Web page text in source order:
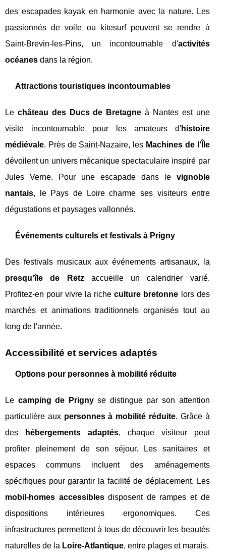
des escapades kayak en harmonie avec la nature. Les
passionnés de voile ou kitesurf peuvent se rendre à
Saint-Brevin-les-Pins, un incontournable d'activités
océanes dans la région.
Attractions touristiques incontournables
Le château des Ducs de Bretagne à Nantes est une
visite incontournable pour les amateurs d'histoire
médiévale. Près de Saint-Nazaire, les Machines de l’Île
dévoilent un univers mécanique spectaculaire inspiré par
Jules Verne. Pour une escapade dans le vignoble
nantais, le Pays de Loire charme ses visiteurs entre
dégustations et paysages vallonnés.
Événements culturels et festivals à Prigny
Des festivals musicaux aux événements artisanaux, la
presqu'île de Retzaccueille un calendrier varié.
Profitez-en pour vivre la richeculture bretonne lors des
marchés et animations traditionnels organisés tout au
long de l'année.
Accessibilité et services adaptés
Options pour personnes à mobilité réduite
Le camping de Prignyse distingue par son attention
particulière aux personnes à mobilité réduite. Grâce à
des
hébergements adaptés, chaque visiteur peut
profiter pleinement de son séjour. Les sanitaires et
espaces communs incluent des aménagements
spécifiques pour garantir la facilité de déplacement. Les
mobil-homes accessiblesdisposent de rampes et de
dispositions intérieures ergonomiques. Ces
infrastructures permettent à tous de découvrir les beautés
naturelles de la Loire-Atlantique, entre plages et marais.